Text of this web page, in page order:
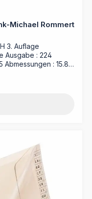
Michael Rommert
3. Auflage
Ausgabe : 224
Abmessungen : 15.8 x
40 19)- Ablage-Set
(Art.-Nr. 39 40 68) -
(Art.-Nr. 39 40